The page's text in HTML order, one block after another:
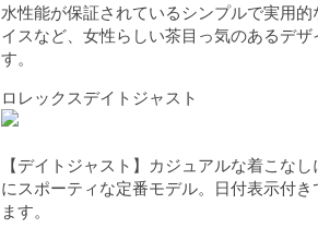
水性能が保証されているシンプルで実用
イスなど、女性らしい茶目っ気のあるデ
す。
ロレックスデイトジャスト
【デイトジャスト】カジュアルな着こな
にスポーティな定番モデル。日付表示付
ます。